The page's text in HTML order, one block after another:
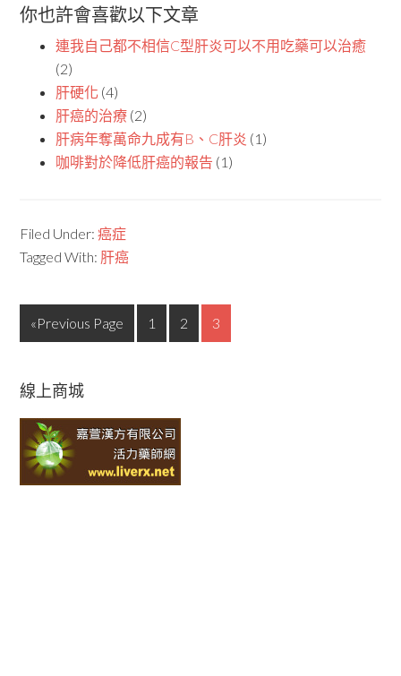
你也許會喜歡以下文章
連我自己都不相信C型肝炎可以不用吃藥可以治癒
(2)
肝硬化 (4)
肝癌的治療 (2)
肝病年奪萬命九成有B、C肝炎 (1)
咖啡對於降低肝癌的報告 (1)
Filed Under:癌症
Tagged With: 肝癌
«Previous Page 1 2 3
線上商城